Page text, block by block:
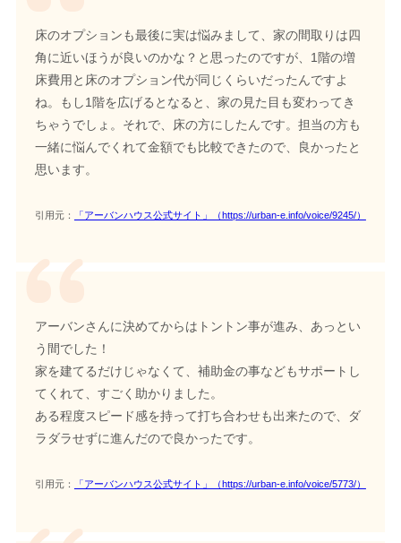
床のオプションも最後に実は悩みまして、家の間取りは四
角に近いほうが良いのかな？と思ったのですが、1階の増
床費用と床のオプション代が同じくらいだったんですよ
ね。もし1階を広げるとなると、家の見た目も変わってき
ちゃうでしょ。それで、床の方にしたんです。担当の方も
一緒に悩んでくれて金額でも比較できたので、良かったと
思います。
引用元： 「アーバンハウス公式サイト」（https://urban-e.info/voice/9245/）
アーバンさんに決めてからはトントン事が進み、あっとい
う間でした！
家を建てるだけじゃなくて、補助金の事などもサポートし
てくれて、すごく助かりました。
ある程度スピード感を持って打ち合わせも出来たので、ダ
ラダラせずに進んだので良かったです。
引用元： 「アーバンハウス公式サイト」（https://urban-e.info/voice/5773/）